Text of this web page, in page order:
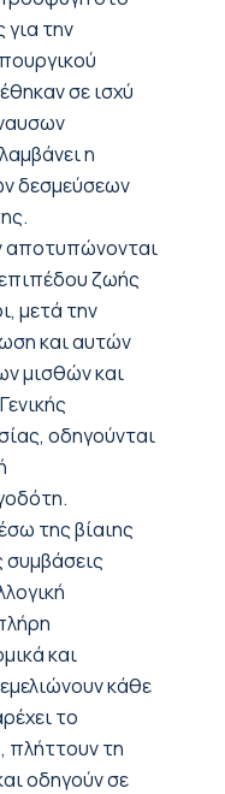
για την
σε ισχύ
η
δεσμεύσεων
αποτυπώνονται
ζωής
μετά την
και αυτών
μισθών και
οδηγούνται
της βίαιης
συμβάσεις
και
κάθε
το
πλήττουν τη
οδηγούν σε